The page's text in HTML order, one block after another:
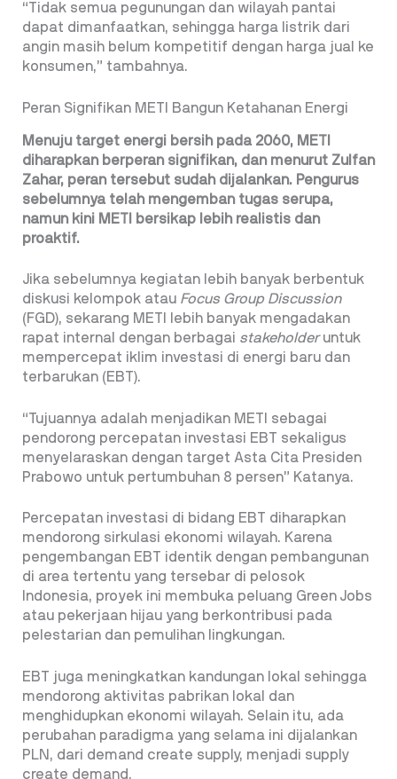
“Tidak semua pegunungan dan wilayah pantai
dapat dimanfaatkan, sehingga harga listrik dari
angin masih belum kompetitif dengan harga jual ke
konsumen,” tambahnya.
Peran Signifikan METI Bangun Ketahanan Energi
Menuju target energi bersih pada 2060, METI
diharapkan berperan signifikan, dan menurut Zulfan
Zahar, peran tersebut sudah dijalankan. Pengurus
sebelumnya telah mengemban tugas serupa,
namun kini METI bersikap lebih realistis dan
proaktif.
Jika sebelumnya kegiatan lebih banyak berbentuk
diskusi kelompok atau Focus Group Discussion
(FGD), sekarang METI lebih banyak mengadakan
rapat internal dengan berbagai stakeholderuntuk
mempercepat iklim investasi di energi baru dan
terbarukan (EBT).
“Tujuannya adalah menjadikan METI sebagai
pendorong percepatan investasi EBT sekaligus
menyelaraskan dengan target Asta Cita Presiden
Prabowo untuk pertumbuhan 8 persen” Katanya.
Percepatan investasi di bidang EBT diharapkan
mendorong sirkulasi ekonomi wilayah. Karena
pengembangan EBT identik dengan pembangunan
di area tertentu yang tersebar di pelosok
Indonesia, proyek ini membuka peluang Green Jobs
atau pekerjaan hijau yang berkontribusi pada
pelestarian dan pemulihan lingkungan.
EBT juga meningkatkan kandungan lokal sehingga
mendorong aktivitas pabrikan lokal dan
menghidupkan ekonomi wilayah. Selain itu, ada
perubahan paradigma yang selama ini dijalankan
PLN, dari demand create supply, menjadi supply
create demand.